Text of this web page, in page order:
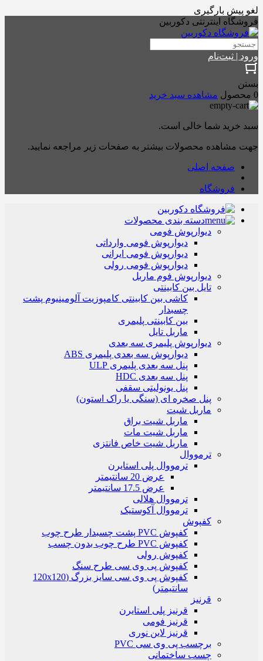
لغو پیش بارگیری
فروشگاه اینترنتی دکوربین
ورود | ثبت‌نام
بستن
0 محصول
مشاهده سبد خرید
سبد خرید شما خالی است.
جهت مشاهده محصولات بیشتر به صفحات زیر مراجعه نمایید.
صفحه اصلی
فروشگاه
دسته بندی محصولات
دیوارپوش فومی
دیوارپوش فومی وارداتی
دیوارپوش فومی ایرانی
دیوارپوش فومی رولی
دیوارپوش فوم ماربل
تایل بین کابینتی
کاشی بین کابینتی کامپوزیت آلومینیوم پشت
چسبدار
بین کابینتی پلیمری
ماربل تایل
دیوارپوش پلیمری سه بعدی
دیوارپوش سه بعدی پلیمری ABS
پنل سه بعدی پلیمری ULP
پنل سه بعدی HDC
پنل یونولیتی سقفی
پنل صخره ای (سنگی یا راک استون)
ماربل شیت
ماربل شیت براق
ماربل شیت مات
ماربل شیت خاص فانتزی
ترمووال
ترمووال پلی استایرن
عرض 20 سانتیمتر
عرض 17.5 سانتیمتر
ترمووال هلالی
ترمووال آکوستیک
کفپوش
کفپوش PVC پشت چسبدار طرح چوب
کفپوش PVC طرح چوب بدون چسب
کفپوش رولی
کفپوش پی وی سی طرح سنگ
کفپوش پی وی سی سایز بزرگ (120x120
سانتیمتر)
قرنیز
قرنیز پلی استایرن
قرنیز فومی
قرنیز لاین نوری
برچسب پی وی سی PVC
چسب ساختمانی